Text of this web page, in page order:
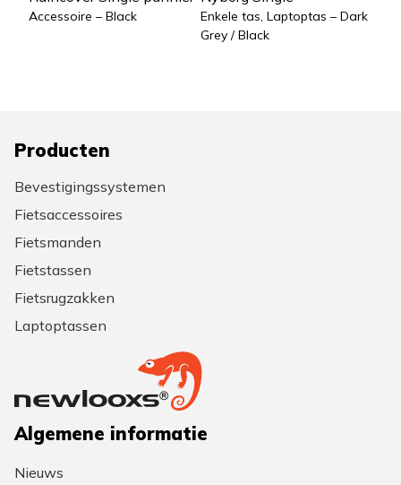
Accessoire – Black
Enkele tas, Laptoptas – Dark
Grey / Black
Producten
Bevestigingssystemen
Fietsaccessoires
Fietsmanden
Fietstassen
Fietsrugzakken
Laptoptassen
Algemene informatie
Nieuws